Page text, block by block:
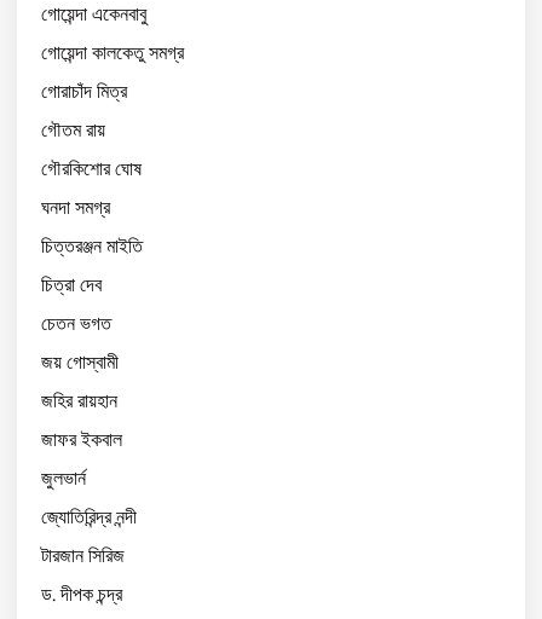
গোয়েন্দা একেনবাবু
গোয়েন্দা কালকেতু সমগ্র
গোরাচাঁদ মিত্র
গৌতম রায়
গৌরকিশোর ঘোষ
ঘনদা সমগ্র
চিত্তরঞ্জন মাইতি
চিত্রা দেব
চেতন ভগত
জয় গোস্বামী
জহির রায়হান
জাফর ইকবাল
জুলভার্ন
জ্যোতিরিন্দ্র নন্দী
টারজান সিরিজ
ড. দীপক চন্দ্র